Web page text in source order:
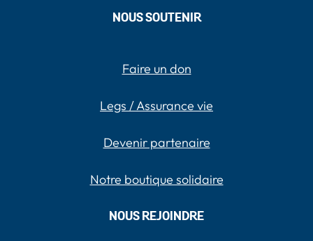
NOUS SOUTENIR
Faire un don
Legs / Assurance vie
Devenir partenaire
Notre boutique solidaire
NOUS REJOINDRE